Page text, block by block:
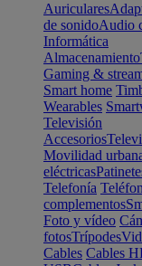
Auriculares
de sonidoAudio
Informática
Almacenamiento
Gaming &
Smart home
Wearables
Televisión
Accesorios
Movilidad
eléctricas
Telefonía
complementos
Foto y vídeo
fotosTrípodes
Cables Cables